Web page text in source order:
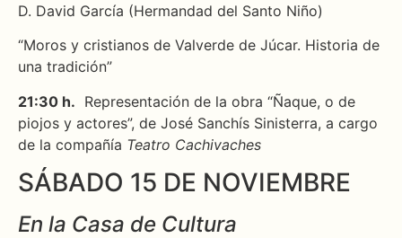
D. David García (Hermandad del Santo Niño)
“Moros y cristianos de Valverde de Júcar. Historia de
una tradición”
21:30 h. Representación de la obra “Ñaque, o de
piojos y actores”, de José Sanchís Sinisterra, a cargo
de la compañía Teatro Cachivaches
SÁBADO 15 DE NOVIEMBRE
En la Casa de Cultura